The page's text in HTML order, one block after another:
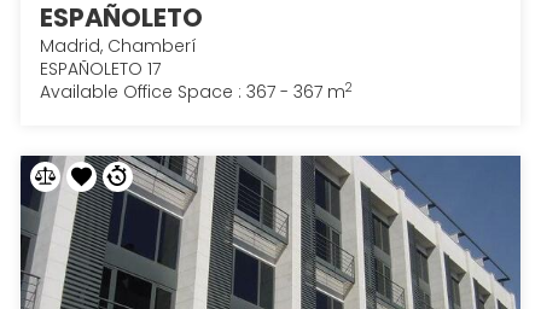
ESPAÑOLETO
Madrid, Chamberí
ESPAÑOLETO 17
Available Office Space : 367 - 367 m2